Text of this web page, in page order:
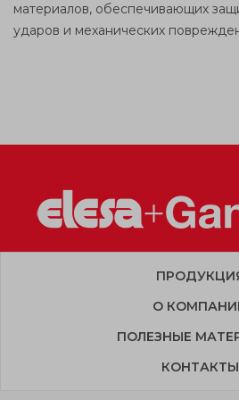
материалов, обеспечивающих
ударов и механических
О
ПОЛЕЗНЫЕ
КОНТАКТЫ